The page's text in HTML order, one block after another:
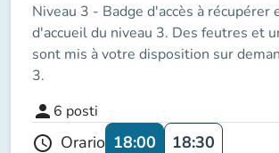
Niveau 3 - Badge d'accès à récupérer
d'accueil du niveau 3. Des feutres et
sont mis à votre disposition sur
3.
person 6 posti
schedule Orario 18:00 18:30